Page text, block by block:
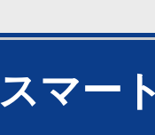
スマー